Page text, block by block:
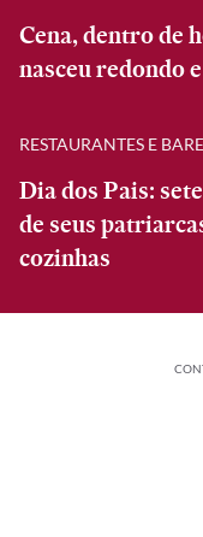
Cena, dentro de
nasceu redondo
RESTAURANTES E
Dia dos Pais:
de seus
cozinhas